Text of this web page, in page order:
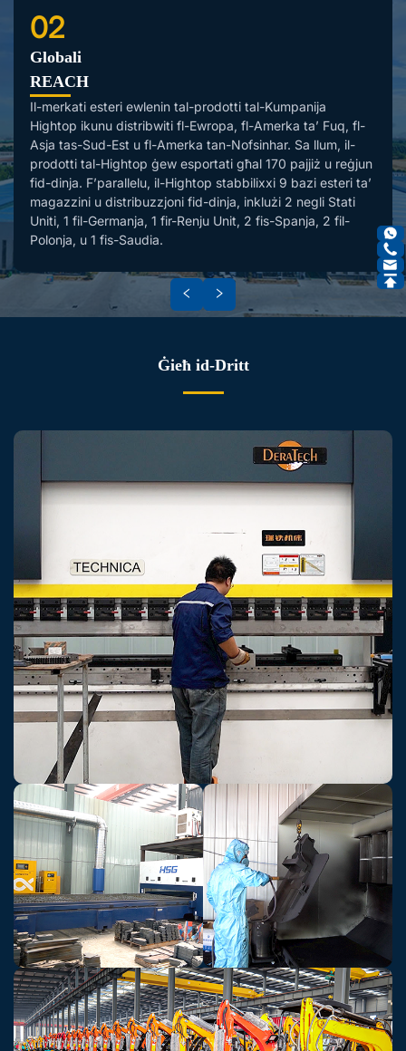
02
Globali
REACH
Il-merkati esteri ewlenin tal-prodotti tal-Kumpanija
Hightop ikunu distribwiti fl-Ewropa, fl-Amerka ta’ Fuq, fl-
Asja tas-Sud-Est u fl-Amerka tan-Nofsinhar. Sa llum, il-
prodotti tal-Hightop ġew esportati għal 170 pajjiż u reġjun
fid-dinja. F’parallelu, il-Hightop stabbilixxi 9 bazi esteri ta’
magazzini u distribuzzjoni fid-dinja, inklużi 2 negli Stati
Uniti, 1 fil-Germanja, 1 fir-Renju Unit, 2 fis-Spanja, 2 fil-
Polonja, u 1 fis-Saudia.
Ġieħ id-Dritt